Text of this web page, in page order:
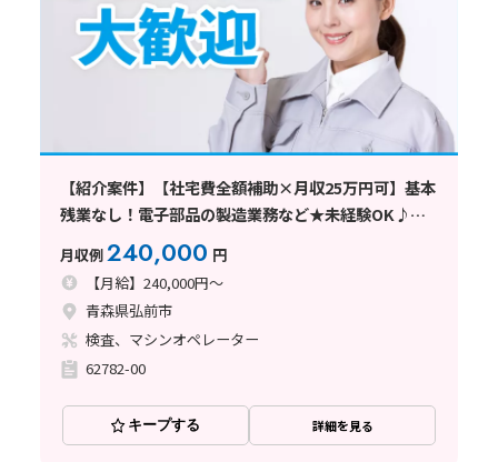
【紹介案件】【社宅費全額補助×月収25万円可】基本
残業なし！電子部品の製造業務など★未経験OK♪車
月収例240,000 円
【月給】240,000円～
青森県弘前市
検査、マシンオペレーター
62782-00
キープする 詳細を見る